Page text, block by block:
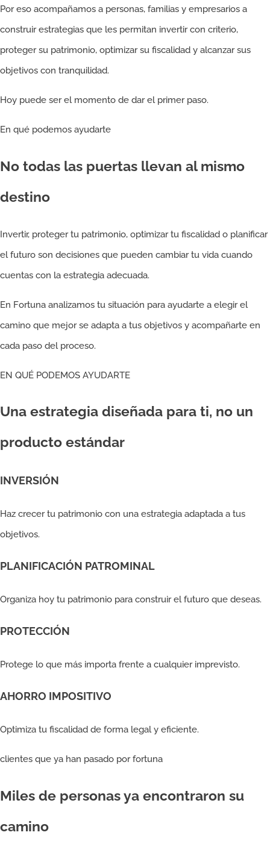
Por eso acompañamos a personas, familias y empresarios a
construir estrategias que les permitan invertir con criterio,
proteger su patrimonio, optimizar su fiscalidad y alcanzar sus
objetivos con tranquilidad.
Hoy puede ser el momento de dar el primer paso.
En qué podemos ayudarte
No todas las puertas llevan al mismo
destino
Invertir, proteger tu patrimonio, optimizar tu fiscalidad o planificar
el futuro son decisiones que pueden cambiar tu vida cuando
cuentas con la estrategia adecuada.
En Fortuna analizamos tu situación para ayudarte a elegir el
camino que mejor se adapta a tus objetivos y acompañarte en
cada paso del proceso.
EN QUÉ PODEMOS AYUDARTE
Una estrategia diseñada para ti, no un
producto estándar
INVERSIÓN
Haz crecer tu patrimonio con una estrategia adaptada a tus
objetivos.
PLANIFICACIÓN PATROMINAL
Organiza hoy tu patrimonio para construir el futuro que deseas.
PROTECCIÓN
Protege lo que más importa frente a cualquier imprevisto.
AHORRO IMPOSITIVO
Optimiza tu fiscalidad de forma legal y eficiente.
clientes que ya han pasado por fortuna
Miles de personas ya encontraron su
camino